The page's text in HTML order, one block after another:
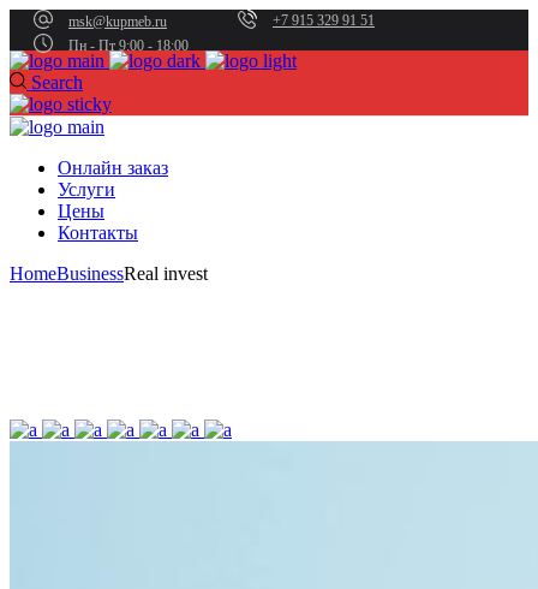
msk@kupmeb.ru
+7 915 329 91 51
Пн - Пт 9:00 - 18:00
Search
Онлайн заказ
Услуги
Цены
Контакты
HomeBusinessReal invest